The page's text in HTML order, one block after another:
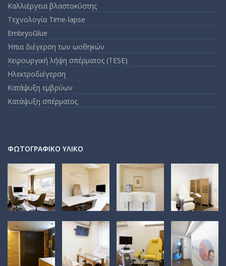
Καλλιέργεια βλαστοκύστης
Τεχνολογία Time-lapse
EmbryoGlue
Ήπια διέγερση των ωοθηκών
Χειρουργική λήψη σπέρματος (TESE)
Ηλεκτροδιέγερση
Κατάψυξη εμβρύων
Κατάψυξη σπέρματος
ΦΩΤΟΓΡΑΦΙΚΌ ΥΛΙΚΌ